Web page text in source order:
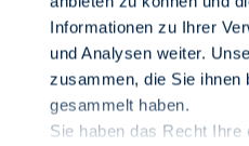
Informationen zu Ihrer
und Analysen weiter.
zusammen, die Sie ihnen
gesammelt haben.
Sie haben das Recht